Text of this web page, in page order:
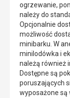
ogrzewanie,
należy do
Opcjonalnie
możliwość
minibarku. W
minilodówka i
należą również
Dostępne są
poruszających
wyposażone są